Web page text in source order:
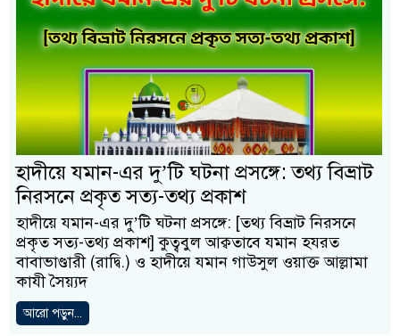
হাদীয়ে যমান-এর দু’টি ঘটনা প্রসঙ্গে: তথ্য বিভ্রাট
নিরসনে প্রকৃত সত্য-তথ্য প্রকাশ
হাদীয়ে যমান-এর দু’টি ঘটনা প্রসঙ্গে: [তথ্য বিভ্রাট নিরসনে
প্রকৃত সত্য-তথ্য প্রকাশ] কুত্ববুল আক্বতাবে যমান হযরত
বাবাভাণ্ডারী (রাদ্বি.) ও হাদীয়ে যমান গাউসুল ওয়াক্ত আল্লামা
কাযী সৈয়্যদ
আরো পড়ুন...